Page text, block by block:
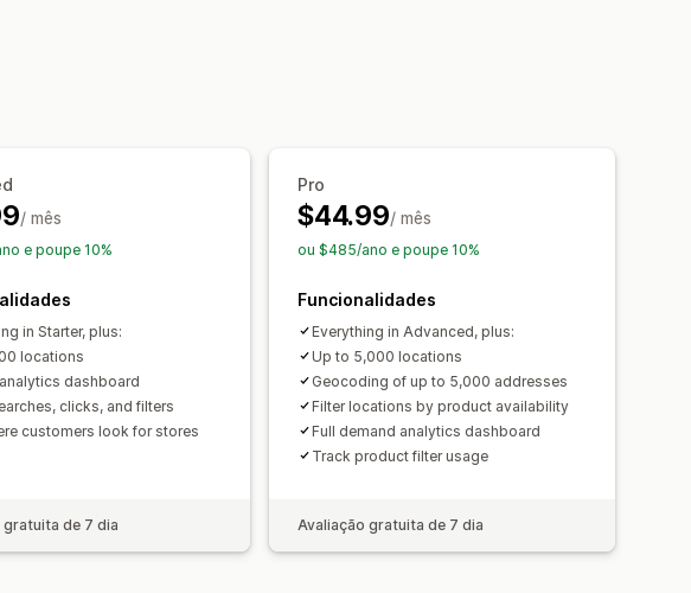
Pesquisa de nome de loja
automático
Geolocalização
de tipo de produto
Filtros personalizados
Análise de dados
/ mês
e poupe 10%
in Starter, plus:
locations
dashboard
clicks, and filters
customers look for stores
gratuita de 7 dia
Pro
$44.99/ mês
ou $485/ano e poupe 10%
Funcionalidades
Everything in Advanced, plus:
Up to 5,000 locations
Geocoding of up to 5,000 addresses
Filter locations by product availability
Full demand analytics dashboard
Track product filter usage
Avaliação gratuita de 7 dia